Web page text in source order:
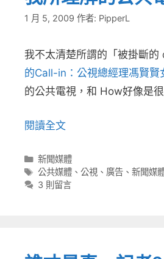
1 月 5, 2009 作者: PipperL
我不太清楚所謂的「被掛斷
的Call-in：公視總經理馮賢賢
的公共電視，和 How好像是
閱讀全文
分
類
新聞媒體
標
籤
公共媒體、 公視 、 廣告、 新聞媒
3 則留言